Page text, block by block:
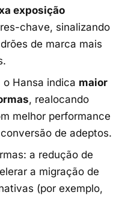
exposição
chave, sinalizando
de marca mais
o Hansa indica maior
, realocando
melhor performance
de adeptos.
a redução de
a migração de
(por exemplo,